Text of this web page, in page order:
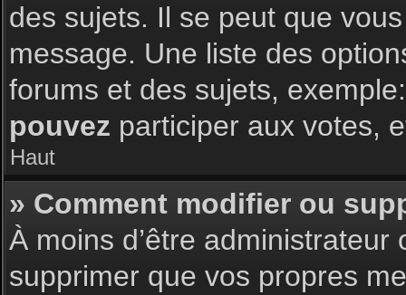
des sujets. Il se peut que
message. Une liste des
forums et des sujets,
pouvez participer aux votes,
Haut
» Comment modifier ou
À moins d’être
supprimer que vos propres